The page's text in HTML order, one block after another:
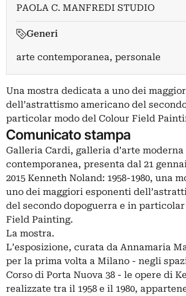
PAOLA C. MANFREDI STUDIO
Generi
arte contemporanea, personale
Una mostra dedicata a uno dei
dell’astrattismo americano del
particolar modo del Colour Field
Comunicato stampa
Galleria Cardi, galleria d’arte moderna
contemporanea, presenta dal 21
2015 Kenneth Noland: 1958-1980, una
uno dei maggiori esponenti
del secondo dopoguerra e in
Field Painting.
La mostra.
L’esposizione, curata da Annamaria
per la prima volta a Milano - negli
Corso di Porta Nuova 38 - le opere di
realizzate tra il 1958 e il 1980,